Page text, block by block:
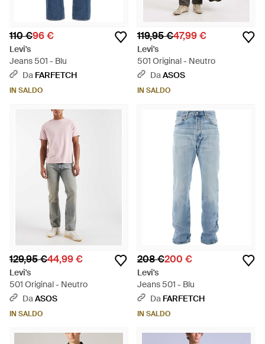
110 €96 €
Levi's
Jeans 501 - Blu
Da FARFETCH
IN SALDO
119,95 €47,99 €
Levi's
501 Original - Neutro
DaASOS
IN SALDO
129,95 €44,99 €
Levi's
501 Original - Neutro
DaASOS
IN SALDO
208 €200 €
Levi's
Jeans 501 - Blu
Da FARFETCH
IN SALDO